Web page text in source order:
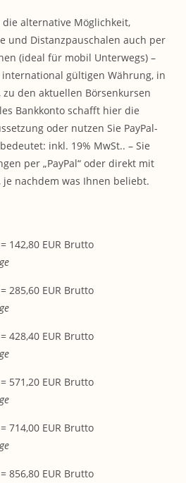
alternative Möglichkeit,
und Distanzpauschalen auch per
(ideal für mobil Unterwegs) –
gültigen Währung, in
den aktuellen Börsenkursen
Bankkonto schafft hier die
oder nutzen Sie PayPal-
inkl. 19% MwSt.. – Sie
per „PayPal“ oder direkt mit
je nachdem was Ihnen beliebt.
142,80 EUR Brutto
285,60 EUR Brutto
428,40 EUR Brutto
571,20 EUR Brutto
714,00 EUR Brutto
856,80 EUR Brutto